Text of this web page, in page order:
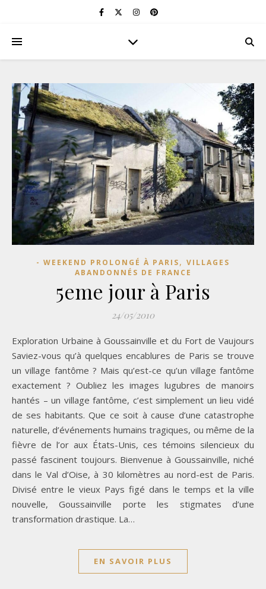
- WEEKEND PROLONGÉ À PARIS, VILLAGES
ABANDONNÉS DE FRANCE
5eme jour à Paris
24/05/2010
Exploration Urbaine à Goussainville et du Fort de Vaujours
Saviez-vous qu’à quelques encablures de Paris se trouve
un village fantôme ? Mais qu’est-ce qu’un village fantôme
exactement ? Oubliez les images lugubres de manoirs
hantés – un village fantôme, c’est simplement un lieu vidé
de ses habitants. Que ce soit à cause d’une catastrophe
naturelle, d’événements humains tragiques, ou même de la
fièvre de l’or aux États-Unis, ces témoins silencieux du
passé fascinent toujours. Bienvenue à Goussainville, niché
dans le Val d’Oise, à 30 kilomètres au nord-est de Paris.
Divisé entre le vieux Pays figé dans le temps et la ville
nouvelle, Goussainville porte les stigmates d’une
transformation drastique. La…
EN SAVOIR PLUS